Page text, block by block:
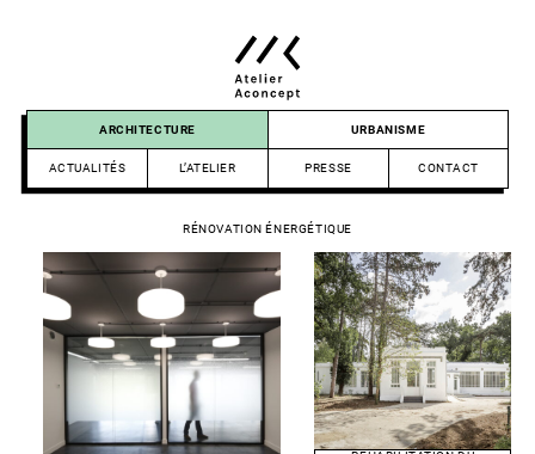
Atelier
ARCHITECTURE URBANISME
ACTUALITÉS L’ATELIER PRESSE CONTACT
RÉNOVATION ÉNERGÉTIQUE